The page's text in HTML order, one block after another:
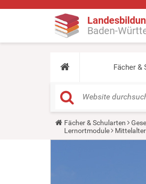
Baden-
Fächer &
Y
u
Fächer & Schularten
Lernortmodule
Mittelalter